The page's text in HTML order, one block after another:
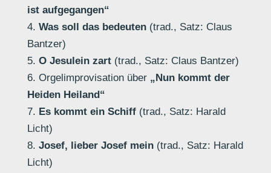
ist aufgegangen“
4. Was soll das bedeuten(trad., Satz: Claus
Bantzer)
5. O Jesulein zart(trad., Satz: Claus Bantzer)
6. Orgelimprovisation über „Nun kommt der
Heiden Heiland“
7. Es kommt ein Schiff(trad., Satz: Harald
Licht)
8. Josef, lieber Josef mein(trad., Satz: Harald
Licht)